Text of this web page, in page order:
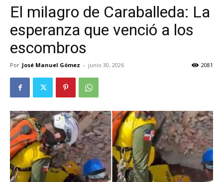
El milagro de Caraballeda: La
esperanza que venció a los
escombros
Por José Manuel Gómez - junio 30, 2026 2081